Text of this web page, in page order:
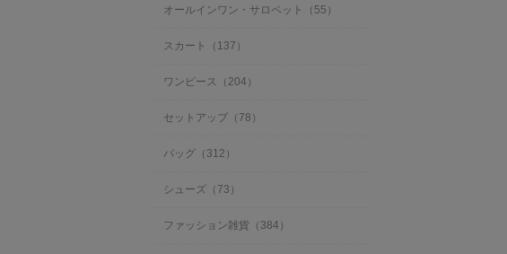
オールインワン・サロペット（55）
スカート（137）
ワンピース（204）
セットアップ（78）
バッグ（312）
シューズ（73）
ファッション雑貨（384）